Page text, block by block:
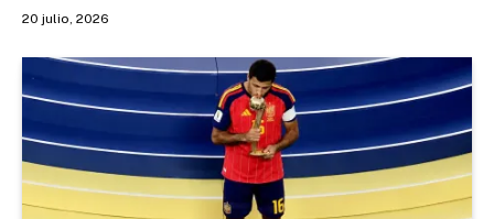
20 julio, 2026